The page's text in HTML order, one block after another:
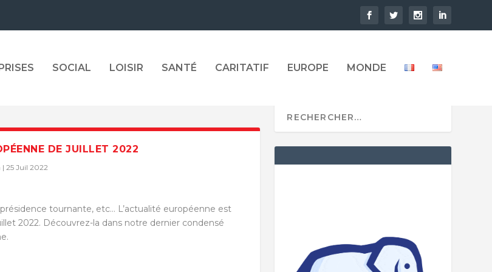
SOCIAL LOISIR SANTÉ CARITATIF EUROPE MONDE
DE JUILLET 2022
|25 Juil 2022
tournante, etc… L’actualité européenne est
2022. Découvrez-la dans notre dernier condensé